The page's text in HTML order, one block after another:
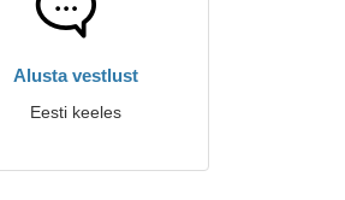
Alusta vestlust
Eesti keeles